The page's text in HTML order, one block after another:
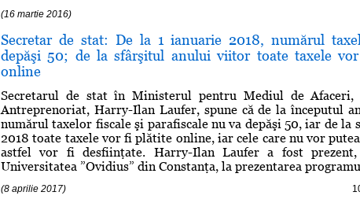
(16 martie 2016)
Secretar de stat: De la 1 ianuarie 2018, numărul
depăşi 50; de la sfârşitul anului viitor toate taxele
online
Secretarul de stat în Ministerul pentru Mediul de Afaceri,
Antreprenoriat, Harry-Ilan Laufer, spune că de la începutul
numărul taxelor fiscale şi parafiscale nu va depăşi 50, iar de la
2018 toate taxele vor fi plătite online, iar cele care nu vor
astfel vor fi desfiinţate. Harry-Ilan Laufer a fost
Universitatea ”Ovidius” din Constanţa, la prezentarea
(8 aprilie 2017)